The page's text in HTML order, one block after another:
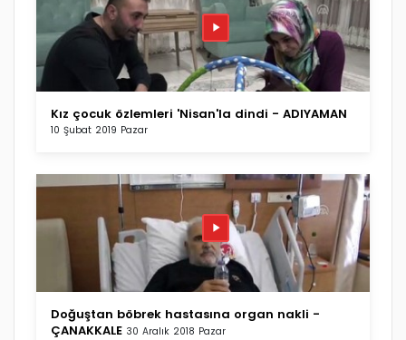
Kız çocuk özlemleri 'Nisan'la dindi - ADIYAMAN
10 Şubat 2019 Pazar
Doğuştan böbrek hastasına organ nakli -
ÇANAKKALE 30 Aralık 2018 Pazar